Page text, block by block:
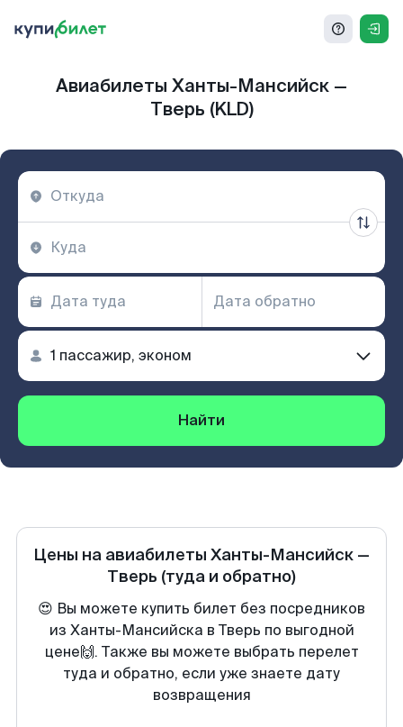
Авиабилеты Ханты-Мансийск —
Тверь (KLD)
Найти
Цены на авиабилеты Ханты-Мансийск —
Тверь (туда и обратно)
😍 Вы можете купить билет без посредников
из Ханты-Мансийска в Тверь по выгодной
цене🙌. Также вы можете выбрать перелет
туда и обратно, если уже знаете дату
возвращения